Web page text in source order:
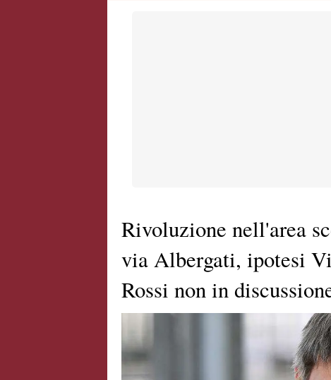
Rivoluzione nell'area
via Albergati, ipotesi
Rossi non in